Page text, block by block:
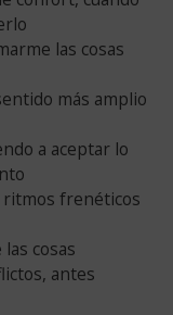
las cosas
más amplio
a aceptar lo
ritmos frenéticos
cosas
antes